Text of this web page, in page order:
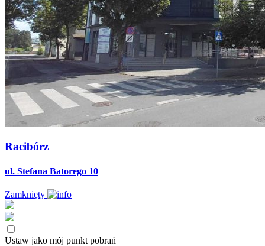
Racibórz
ul. Stefana Batorego 10
Zamknięty
Ustaw jako mój punkt pobrań